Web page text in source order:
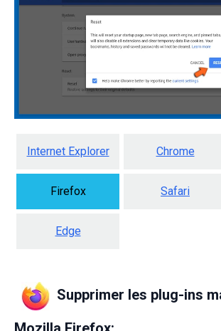
Internet Explorer Chrome
Firefox Safari
Edge
Supprimer les plug-ins